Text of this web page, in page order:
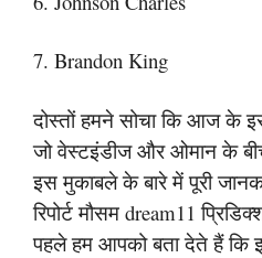
7. Brandon King
दोस्तों हमने सोचा कि आज के
जो वेस्टइंडीज और ओमान के
इस मुकाबले के बारे में पूरी
रिपोर्ट मौसम dream11
पहले हम आपको बता देते हैं कि